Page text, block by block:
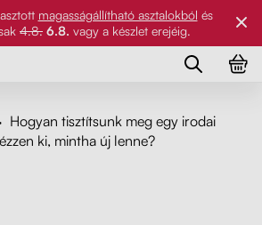
magasságállítható asztalokból és
4.8. 6.8. vagy a készlet erejéig.
Asztalok
Hogyan tisztítsunk meg egy irodai
ki, mintha új lenne?